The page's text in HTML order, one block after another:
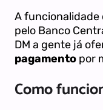
A funcionalidade
pelo Banco
DM a gente já
pagamento por
Como